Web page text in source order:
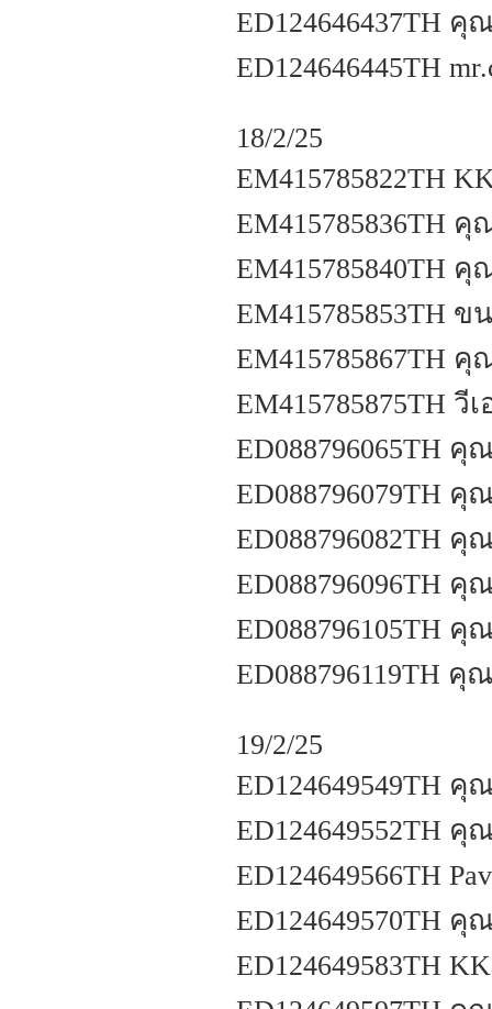
ED124646437TH
ED124646445TH
18/2/25
EM415785822TH
EM415785836TH
EM415785840TH
EM415785853TH
EM415785867TH
EM415785875TH วี
ED088796065TH
ED088796079TH
ED088796082TH
ED088796096TH
ED088796105TH
ED088796119TH
19/2/25
ED124649549TH
ED124649552TH
ED124649566TH
ED124649570TH
ED124649583TH